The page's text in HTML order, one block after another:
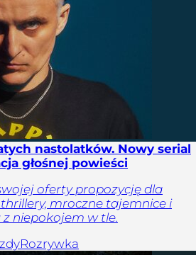
nastolatków. Nowy serial
głośnej powieści
oferty propozycję dla
mroczne tajemnice i
niepokojem w tle.
Rozrywka